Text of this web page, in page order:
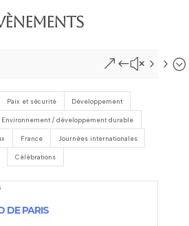
ÈNEMENTS
&#x55;
Paix et sécurité Développement
Environnement / développement durable
France Journées internationales
Célébrations
DE PARIS